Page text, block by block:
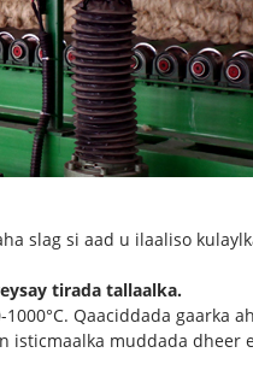
slag si aad u ilaaliso
tirada tallaalka.
Qaaciddada gaarka
muddada dheer